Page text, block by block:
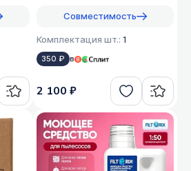
Совместимость
Комплектация шт.: 1
350 ₽ в
2 100 ₽